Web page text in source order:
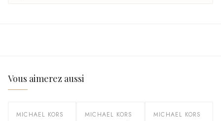
Vous aimerez aussi
-60%
MICHAEL KORS -60%
MICHAEL KORS -60%
MICHAEL KORS